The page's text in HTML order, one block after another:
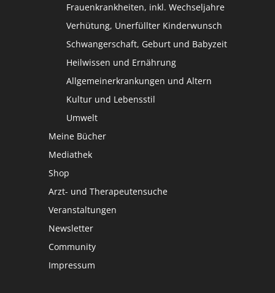
Frauenkrankheiten, inkl. Wechseljahre
Verhütung, Unerfüllter Kinderwunsch
Schwangerschaft, Geburt und Babyzeit
Heilwissen und Ernährung
Allgemeinerkrankungen und Altern
Kultur und Lebensstil
Umwelt
Meine Bücher
Mediathek
Shop
Arzt- und Therapeutensuche
Veranstaltungen
Newsletter
Community
Impressum